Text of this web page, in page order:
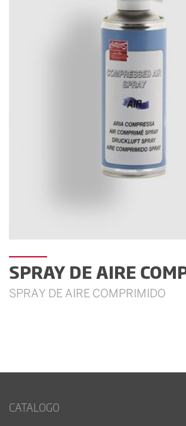
SPRAY DE AIRE
SPRAY DE AIRE COMPRIMIDO
CATALOGO